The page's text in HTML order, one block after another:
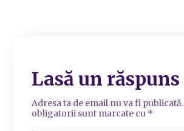
Lasă un răspuns
Adresa ta de email nu va fi publicată.
obligatorii sunt marcate cu *